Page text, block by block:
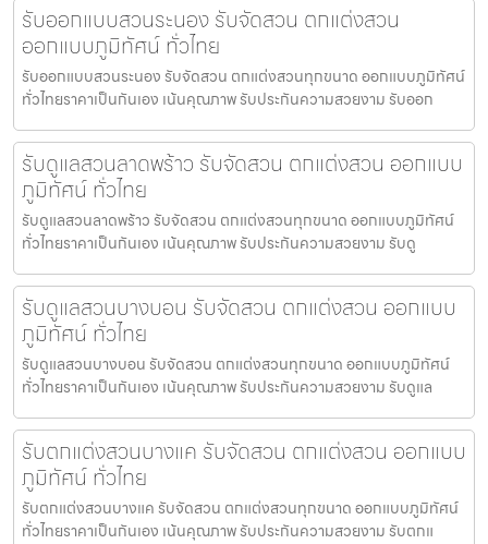
รับออกแบบสวนระนอง รับจัดสวน ตกแต่งสวน
ออกแบบภูมิทัศน์ ทั่วไทย
รับออกแบบสวนระนอง รับจัดสวน ตกแต่งสวนทุกขนาด ออกแบบภูมิทัศน์
ทั่วไทยราคาเป็นกันเอง เน้นคุณภาพ รับประกันความสวยงาม รับออก
รับดูแลสวนลาดพร้าว รับจัดสวน ตกแต่งสวน ออกแบบ
ภูมิทัศน์ ทั่วไทย
รับดูแลสวนลาดพร้าว รับจัดสวน ตกแต่งสวนทุกขนาด ออกแบบภูมิทัศน์
ทั่วไทยราคาเป็นกันเอง เน้นคุณภาพ รับประกันความสวยงาม รับดู
รับดูแลสวนบางบอน รับจัดสวน ตกแต่งสวน ออกแบบ
ภูมิทัศน์ ทั่วไทย
รับดูแลสวนบางบอน รับจัดสวน ตกแต่งสวนทุกขนาด ออกแบบภูมิทัศน์
ทั่วไทยราคาเป็นกันเอง เน้นคุณภาพ รับประกันความสวยงาม รับดูแล
รับตกแต่งสวนบางแค รับจัดสวน ตกแต่งสวน ออกแบบ
ภูมิทัศน์ ทั่วไทย
รับตกแต่งสวนบางแค รับจัดสวน ตกแต่งสวนทุกขนาด ออกแบบภูมิทัศน์
ทั่วไทยราคาเป็นกันเอง เน้นคุณภาพ รับประกันความสวยงาม รับตกแ